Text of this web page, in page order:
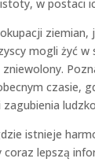
w postaci
ziemian,
mogli żyć w
czasie,
istnieje
lepszą